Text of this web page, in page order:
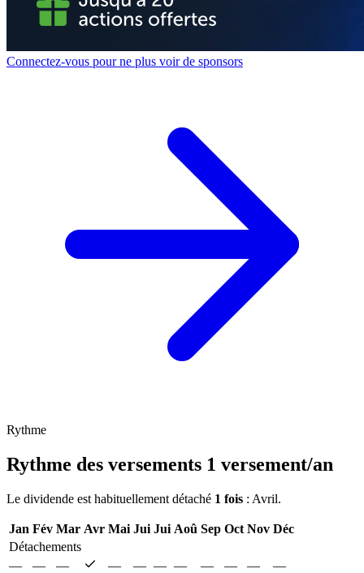
Connectez-vous pour ne plus voir de sponsors
Rythme
Rythme des versements 1 versement/an
Le dividende est habituellement détaché 1 fois : Avril.
Jan Fév Mar Avr Mai Jui Jui Aoû Sep Oct Nov Déc
Détachements
—
— — — — — — — — —
—